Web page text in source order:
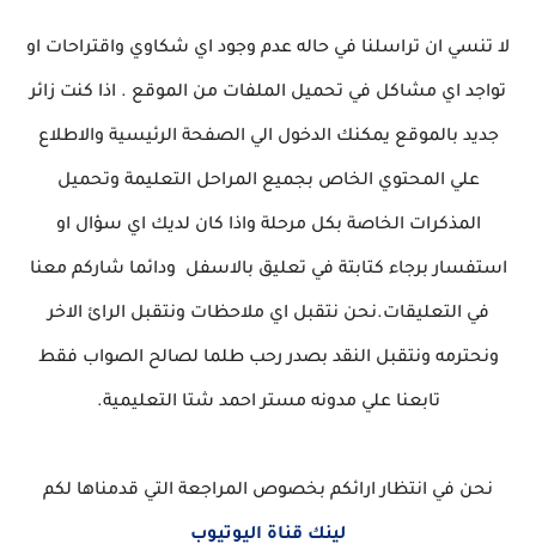
لا تنسي ان تراسلنا في حاله عدم وجود اي شكاوي واقتراحات او
تواجد اي مشاكل في تحميل الملفات من الموقع . اذا كنت زائر
جديد بالموقع يمكنك الدخول الي الصفحة الرئيسية والاطلاع
علي المحتوي الخاص بجميع المراحل التعليمة وتحميل
المذكرات الخاصة بكل مرحلة واذا كان لديك اي سؤال او
استفسار برجاء كتابتة في تعليق بالاسفل ودائما شاركم معنا
في التعليقات.نحن نتقبل اي ملاحظات ونتقبل الرائ الاخر
ونحترمه ونتقبل النقد بصدر رحب طلما لصالح الصواب فقط
تابعنا علي مدونه مستر احمد شتا التعليمية.
نحن في انتظار ارائكم بخصوص المراجعة التي قدمناها لكم
لينك قناة اليوتيوب